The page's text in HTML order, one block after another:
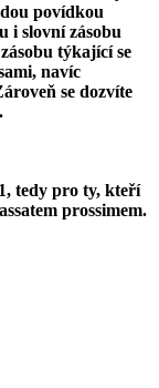
povídkou
i slovní zásobu
týkající se
navíc
se dozvíte
tedy pro ty, kteří
prossimem.